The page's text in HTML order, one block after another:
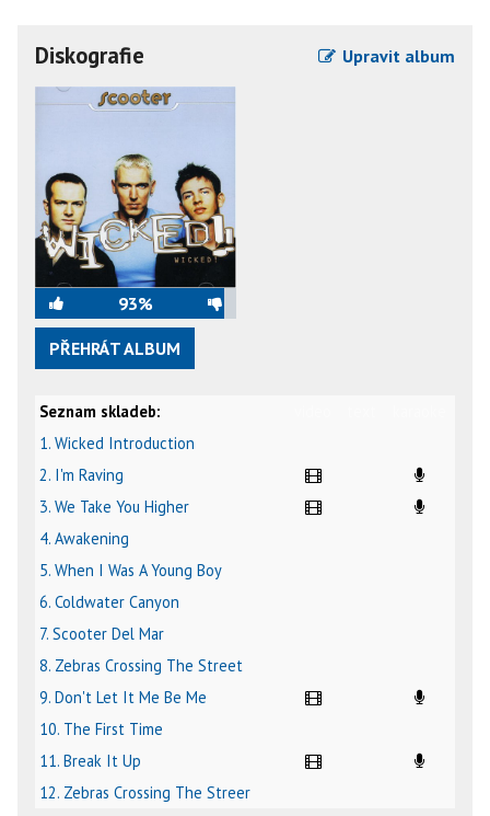
Diskografie Upravit album
93%
PŘEHRÁT ALBUM
Seznam skladeb:
1. Wicked Introduction
2. I'm Raving
3. We Take You Higher
4. Awakening
5. When I Was A Young Boy
6. Coldwater Canyon
7. Scooter Del Mar
8. Zebras Crossing The Street
9. Don't Let It Me Be Me
10. The First Time
11. Break It Up
12. Zebras Crossing The Streer